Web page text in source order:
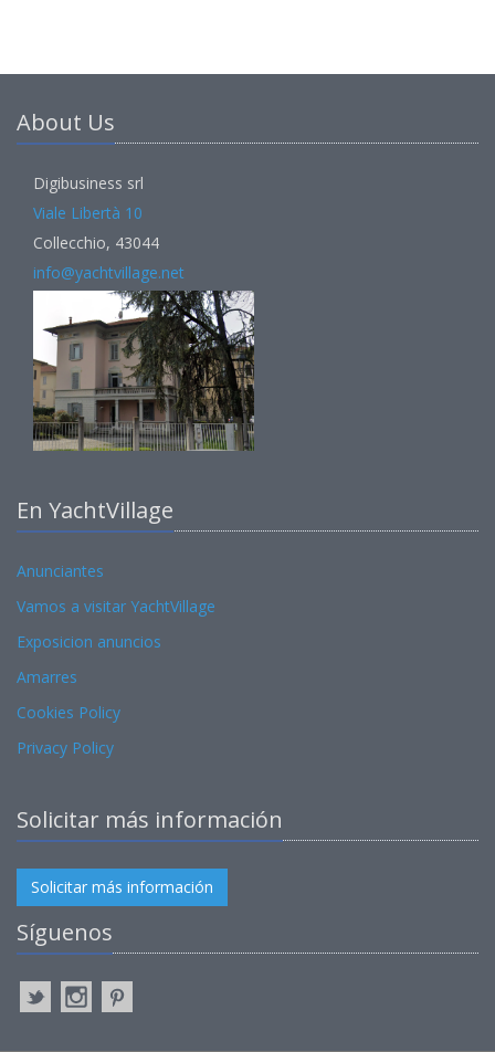
About Us
Digibusiness srl
Viale Libertà 10
Collecchio, 43044
info@yachtvillage.net
En YachtVillage
Anunciantes
Vamos a visitar YachtVillage
Exposicion anuncios
Amarres
Cookies Policy
Privacy Policy
Solicitar más información
Solicitar más información
Síguenos